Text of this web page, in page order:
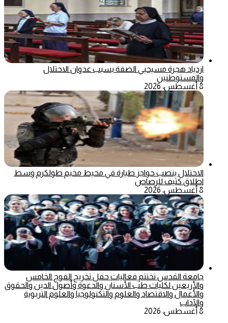
ازدياد هجرة مسيحيي الضفة بسبب عدوان الاحتلال
والمستوطنين
8 أغسطس، 2026
الاحتلال ينصب حواجز طيارة في محيط مخيم طولكرم وسط
اطلاق كثيف للرصاص
8 أغسطس، 2026
جامعة القدس تختتم فعاليات حفل تخريج الفوج الخامس
والأربعين لكليات طب الأسنان والدعوة وأصول الدين والحقوق
والأعمال والاقتصاد والعلوم والتكنولوجيا والعلوم التربوية
والآداب
8 أغسطس، 2026